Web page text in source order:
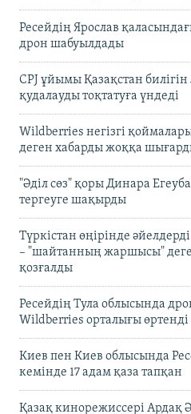
Ресейдің Ярослав
дрон шабуылдады
CPJ ұйымы Қазақстан
қудалауды тоқтатуға үндеді
Wildberries негізгі
деген хабарды жоққа
"Әділ сөз" қоры Динара
тергеуге шақырды
Түркістан өңірінде
– "шайтанның жаршысы"
қозғалды
Ресейдің Тула облысында
Wildberries орталығы өртенді
Киев пен Киев облысында
кемінде 17 адам қаза тапқан
Қазақ кинорежиссері Ардақ